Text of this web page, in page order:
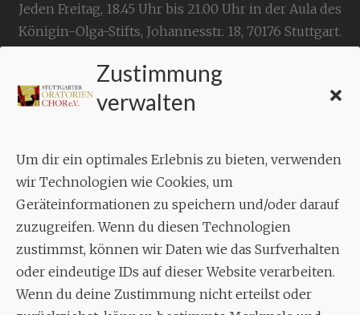
Zustimmung
verwalten
Um dir ein optimales Erlebnis zu bieten, verwenden
wir Technologien wie Cookies, um
Geräteinformationen zu speichern und/oder darauf
zuzugreifen. Wenn du diesen Technologien
zustimmst, können wir Daten wie das Surfverhalten
oder eindeutige IDs auf dieser Website verarbeiten.
Wenn du deine Zustimmung nicht erteilst oder
Jeden Freitag, 18.45 Uhr bis 21.00 Uhr in der Aula des
Königin-Olga-Stifts, Johannesstr. 18, 70176 Stuttgart.
KONTAKT
Geschäftsstelle:
Aixheimer Str. 18
70619 Stuttgart
MUSIK
Musikalischer Leiter:
Enrico Trummer